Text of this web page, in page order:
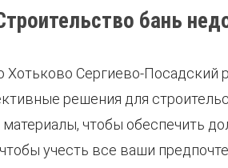
бань
Хотьково Сергиево-
решения для
чтобы обеспечить
чтобы учесть все ваши